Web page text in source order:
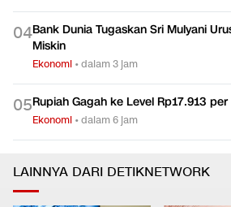
04Bank Dunia Tugaskan Sri Mulyani
Miskin
Ekonomi •dalam 3 jam
05Rupiah Gagah ke Level Rp17.913
Ekonomi •dalam 6 jam
LAINNYA DARI DETIKNETWORK